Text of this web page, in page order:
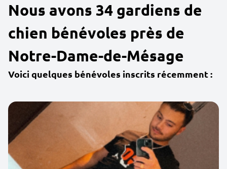
Nous avons 34 gardiens de
chien bénévoles près de
Notre-Dame-de-Mésage
Voici quelques bénévoles inscrits récemment :